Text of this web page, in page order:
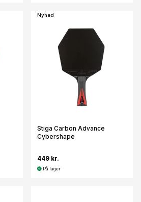
Nyhed
Stiga Carbon Advance
Cybershape
449 kr.
På lager